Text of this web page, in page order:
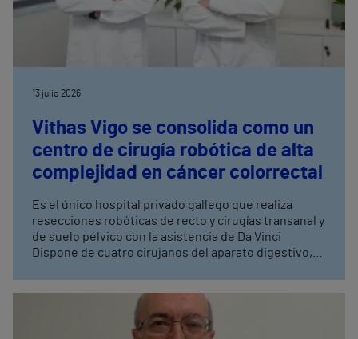
13 julio 2026
Vithas Vigo se consolida como un
centro de cirugía robótica de alta
complejidad en cáncer colorrectal
Es el único hospital privado gallego que realiza
resecciones robóticas de recto y cirugías transanal y
de suelo pélvico con la asistencia de Da Vinci
Dispone de cuatro cirujanos del aparato digestivo,